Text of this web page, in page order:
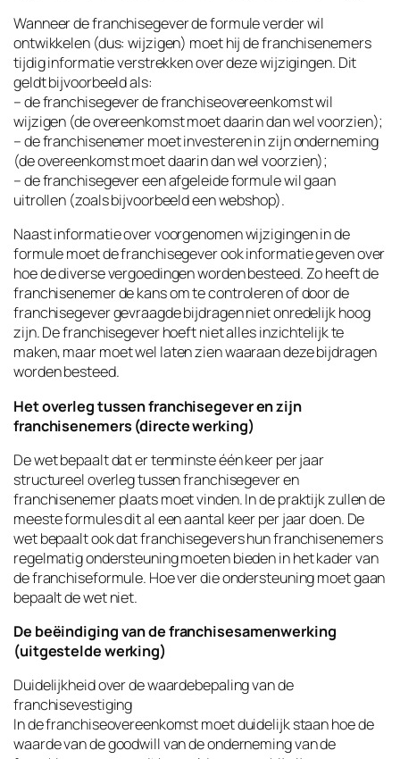
Wanneer de franchisegever de formule verder wil
ontwikkelen (dus: wijzigen) moet hij de franchisenemers
tijdig informatie verstrekken over deze wijzigingen. Dit
geldt bijvoorbeeld als:
– de franchisegever de franchiseovereenkomst wil
wijzigen (de overeenkomst moet daarin dan wel voorzien);
– de franchisenemer moet investeren in zijn onderneming
(de overeenkomst moet daarin dan wel voorzien);
– de franchisegever een afgeleide formule wil gaan
uitrollen (zoals bijvoorbeeld een webshop).
Naast informatie over voorgenomen wijzigingen in de
formule moet de franchisegever ook informatie geven over
hoe de diverse vergoedingen worden besteed. Zo heeft de
franchisenemer de kans om te controleren of door de
franchisegever gevraagde bijdragen niet onredelijk hoog
zijn. De franchisegever hoeft niet alles inzichtelijk te
maken, maar moet wel laten zien waaraan deze bijdragen
worden besteed.
Het overleg tussen franchisegever en zijn
franchisenemers (directe werking)
De wet bepaalt dat er tenminste één keer per jaar
structureel overleg tussen franchisegever en
franchisenemer plaats moet vinden. In de praktijk zullen de
meeste formules dit al een aantal keer per jaar doen. De
wet bepaalt ook dat franchisegevers hun franchisenemers
regelmatig ondersteuning moeten bieden in het kader van
de franchiseformule. Hoe ver die ondersteuning moet gaan
bepaalt de wet niet.
De beëindiging van de franchisesamenwerking
(uitgestelde werking)
Duidelijkheid over de waardebepaling van de
franchisevestiging
In de franchiseovereenkomst moet duidelijk staan hoe de
waarde van de goodwill van de onderneming van de